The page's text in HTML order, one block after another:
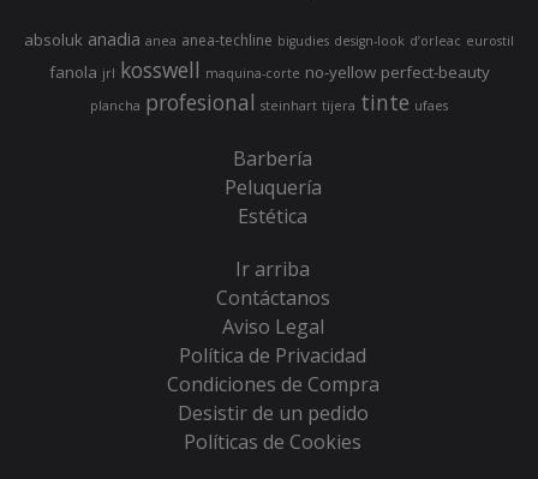
absoluk anadia anea anea-techline bigudies design-look d’orleac eurostil
fanola jrl kosswell maquina-corte no-yellow perfect-beauty
plancha profesional steinhart tijera tinte ufaes
Barbería
Peluquería
Estética
Ir arriba
Contáctanos
Aviso Legal
Política de Privacidad
Condiciones de Compra
Desistir de un pedido
Políticas de Cookies